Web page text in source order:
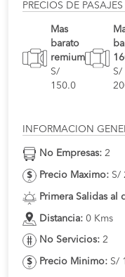
PRECIOS DE
Mas
barato
remium
S/
150.0
S/
INFORMACION
No Empresas: 2
Precio Maximo: S/
Primera Salidas al
Distancia: 0 Kms
No Servicios: 2
Precio Minimo: S/